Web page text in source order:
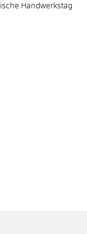
Handwerkstag